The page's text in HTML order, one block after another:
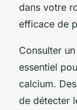
dans votre
efficace de
Consulter un
essentiel
calcium.
de détecter